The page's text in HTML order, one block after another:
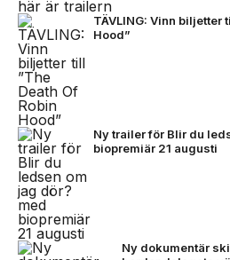
TÄVLING: Vinn biljetter
Hood”
Ny trailer för Blir du
biopremiär 21 augusti
Ny dokumentär